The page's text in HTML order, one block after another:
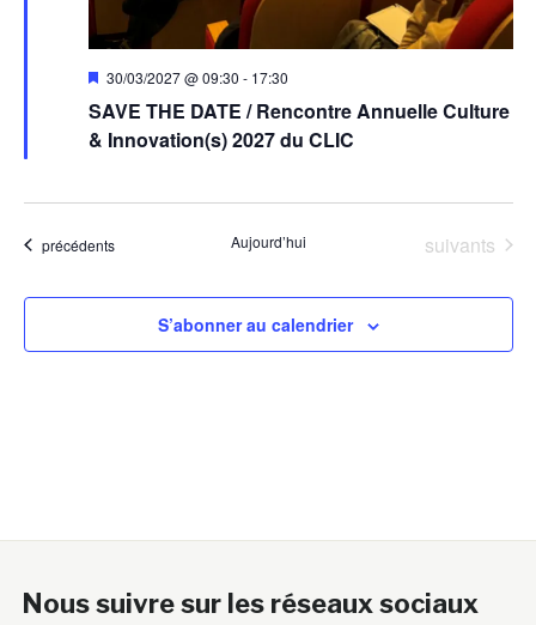
SAVE THE DATE / Rencontre Annuelle Culture
& Innovation(s) 2027 du CLIC
Mis
avant
30/03/2027 @ 09:30 - 17:30
Évènements
précédents Aujourd’hui Évènements
suivants
S’abonner au calendrier
Nous suivre sur les réseaux sociaux